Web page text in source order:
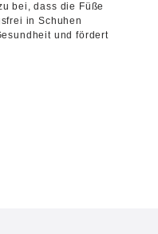
bei, dass die Füße
in Schuhen
und fördert